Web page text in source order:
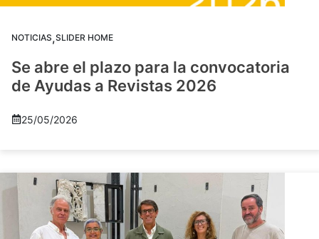
NOTICIAS,SLIDER HOME
Se abre el plazo para la convocatoria
de Ayudas a Revistas 2026
25/05/2026